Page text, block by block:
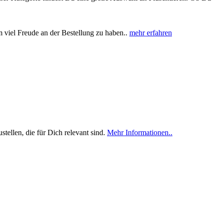
Freude an der Bestellung zu haben.. mehr erfahren
die für Dich relevant sind. Mehr Informationen..